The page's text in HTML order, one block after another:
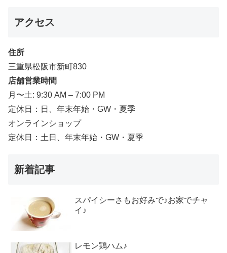
アクセス
住所
三重県松阪市新町830
店舗営業時間
月〜土: 9:30 AM – 7:00 PM
定休日：日、年末年始・GW・夏季
オンラインショップ
定休日：土日、年末年始・GW・夏季
新着記事
スパイシーさもお好みで♪お家でチャ
イ♪
レモン鶏ハム♪